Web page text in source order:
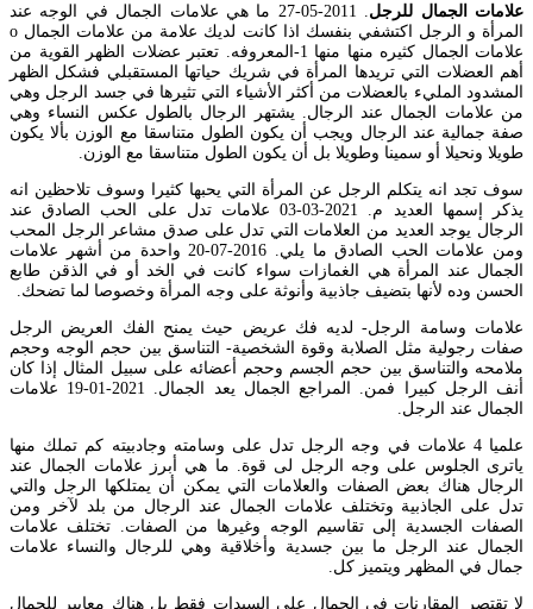
علامات الجمال للرجل
. 2011-05-27 ما هي علامات الجمال في الوجه عند
المرأة و الرجل اكتشفي بنفسك اذا كانت لديك علامة من علامات الجمال o
علامات الجمال كثيره منها منها 1-المعروفه. تعتبر عضلات الظهر القوية من
أهم العضلات التي تريدها المرأة في شريك حياتها المستقبلي فشكل الظهر
المشدود المليء بالعضلات من أكثر الأشياء التي تثيرها في جسد الرجل وهي
من علامات الجمال عند الرجال. يشتهر الرجال بالطول عكس النساء وهي
صفة جمالية عند الرجال ويجب أن يكون الطول متناسقا مع الوزن بألا يكون
طويلا ونحيلا أو سمينا وطويلا بل أن يكون الطول متناسقا مع الوزن.
سوف تجد انه يتكلم الرجل عن المرأة التي يحبها كثيرا وسوف تلاحظين انه
يذكر إسمها العديد م. 2021-03-03 علامات تدل على الحب الصادق عند
الرجال يوجد العديد من العلامات التي تدل على صدق مشاعر الرجل المحب
ومن علامات الحب الصادق ما يلي. 2016-07-20 واحدة من أشهر علامات
الجمال عند المرأة هي الغمازات سواء كانت في الخد أو في الذقن طابع
الحسن وده لأنها بتضيف جاذبية وأنوثة على وجه المرأة وخصوصا لما تضحك.
علامات وسامة الرجل- لديه فك عريض حيث يمنح الفك العريض الرجل
صفات رجولية مثل الصلابة وقوة الشخصية- التناسق بين حجم الوجه وحجم
ملامحه والتناسق بين حجم الجسم وحجم أعضائه على سبيل المثال إذا كان
أنف الرجل كبيرا فمن. المراجع الجمال يعد الجمال. 2021-01-19 علامات
الجمال عند الرجل.
علميا 4 علامات في وجه الرجل تدل على وسامته وجادبيته كم تملك منها
ياترى الجلوس على وجه الرجل لى ﻗﻮﺓ. ما هي أبرز علامات الجمال عند
الرجال هناك بعض الصفات والعلامات التي يمكن أن يمتلكها الرجل والتي
تدل على الجاذبية وتختلف علامات الجمال عند الرجال من بلد لآخر ومن
الصفات الجسدية إلى تقاسيم الوجه وغيرها من الصفات. تختلف علامات
الجمال عند الرجل ما بين جسدية وأخلاقية وهي للرجال والنساء علامات
جمال في المظهر ويتميز كل.
لا تقتصر المقارنات في الجمال على السيدات فقط بل هناك معايير للجمال